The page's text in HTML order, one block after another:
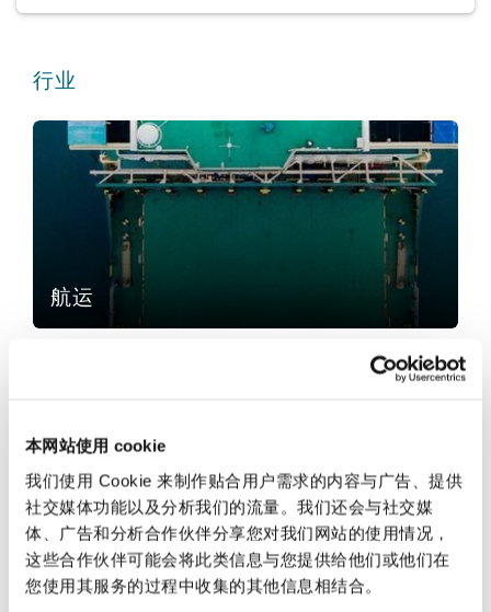
本网站使用 cookie
我们使用 Cookie 来制作贴合用户需求的内容与广告、提供
社交媒体功能以及分析我们的流量。我们还会与社交媒
体、广告和分析合作伙伴分享您对我们网站的使用情况，
这些合作伙伴可能会将此类信息与您提供给他们或他们在
您使用其服务的过程中收集的其他信息相结合。
MRO (Maintenance, Repair &
Non-Contentious
Healthcare
Insurance Coverage
Political Risk & Trade Credit
Product Liability & Recall
德里 – 联营办公室
加坡
兰巴托 – 联营办公室
斯维加斯
特利尔
约
丁堡
拉斯哥（G1大厦）
物浦
业务领域
行业
航运
航运
贸易与商品